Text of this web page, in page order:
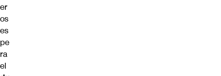
er
os
es
pe
ra
el